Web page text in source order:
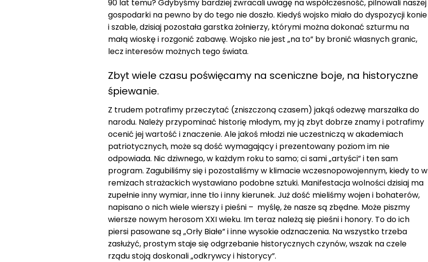
90 lat temu? Gdybyśmy bardziej zwracali uwagę na współczesność, pilnowali naszej
gospodarki na pewno by do tego nie doszło. Kiedyś wojsko miało do dyspozycji konie
i szable, dzisiaj pozostała garstka żołnierzy, którymi można dokonać szturmu na
małą wioskę i rozgonić zabawę. Wojsko nie jest „na to” by bronić własnych granic,
lecz interesów możnych tego świata.
Zbyt wiele czasu poświęcamy na sceniczne boje, na historyczne
śpiewanie.
Z trudem potrafimy przeczytać (zniszczoną czasem) jakąś odezwę marszałka do
narodu. Należy przypominać historię młodym, my ją zbyt dobrze znamy i potrafimy
ocenić jej wartość i znaczenie. Ale jakoś młodzi nie uczestniczą w akademiach
patriotycznych, może są dość wymagający i prezentowany poziom im nie
odpowiada. Nic dziwnego, w każdym roku to samo; ci sami „artyści” i ten sam
program. Zagubiliśmy się i pozostaliśmy w klimacie wczesnopowojennym, kiedy to w
remizach strażackich wystawiano podobne sztuki. Manifestacja wolności dzisiaj ma
zupełnie inny wymiar, inne tło i inny kierunek. Już dość mieliśmy wojen i bohaterów,
napisano o nich wiele wierszy i pieśni – myślę, że nasze są zbędne. Może piszmy
wiersze nowym herosom XXI wieku. Im teraz należą się pieśni i honory. To do ich
piersi pasowane są „Orły Białe” i inne wysokie odznaczenia. Na wszystko trzeba
zasłużyć, prostym staje się odgrzebanie historycznych czynów, wszak na czele
rządu stoją doskonali „odkrywcy i historycy”.